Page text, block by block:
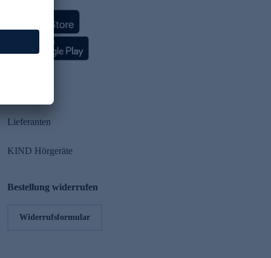
Lieferanten
KIND Hörgeräte
Bestellung widerrufen
Widerrufsformular